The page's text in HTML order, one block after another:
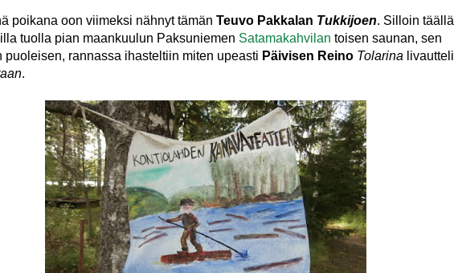
poikana oon viimeksi nähnyt tämän Teuvo Pakkalan Tukkijoen. Silloin täällä
tuolla pian maankuulun Paksuniemen Satamakahvilan toisen saunan, sen
puoleisen, rannassa ihasteltiin miten upeasti Päivisen Reino Tolarina livautteli
.